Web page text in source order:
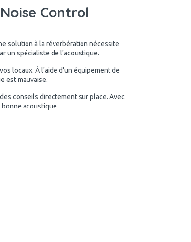
Control
solution à la réverbération nécessite
un spécialiste de l'acoustique.
locaux. À l'aide d'un équipement de
est mauvaise.
conseils directement sur place. Avec
bonne acoustique.